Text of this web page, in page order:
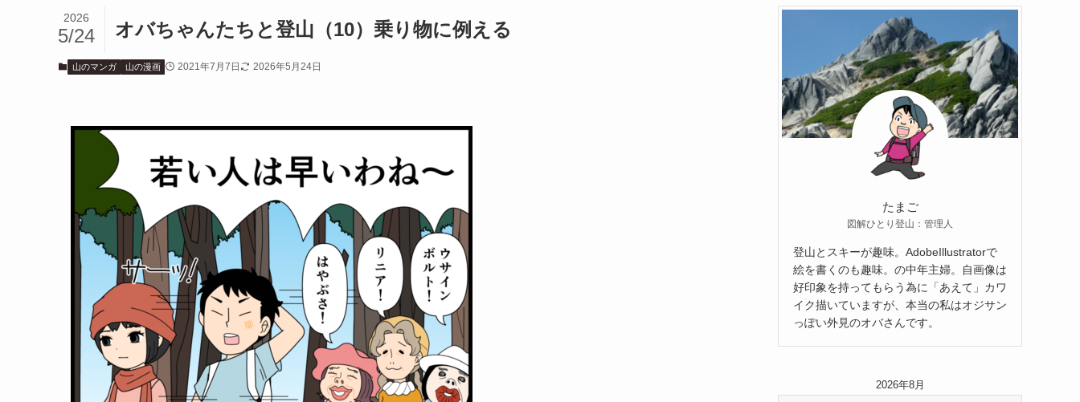
オバちゃんたちと登山（10）乗り物に例える
2026
5/24
山のマンガ 山の漫画 2021年7月7日 2026年5月24日
たまご
図解ひとり登山：管理人
登山とスキーが趣味。AdobeIllustratorで
絵を書くのも趣味。の中年主婦。自画像は
好印象を持ってもらう為に「あえて」カワ
イク描いていますが、本当の私はオジサン
っぽい外見のオバさんです。
2026年8月